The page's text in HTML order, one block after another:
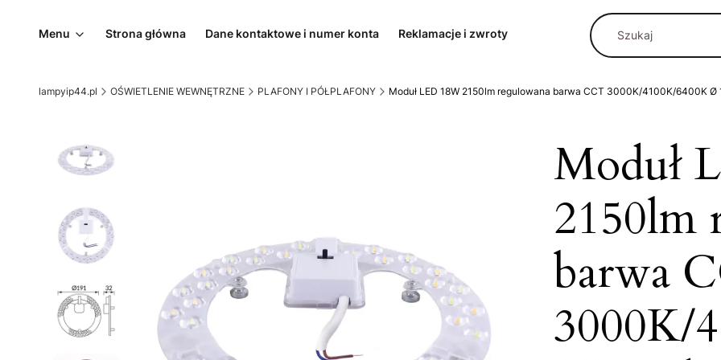
Menu Strona główna Dane kontaktowe i numer konta Reklamacje i zwroty
lampyip44.pl OŚWIETLENIE WEWNĘTRZNE PLAFONY I PÓŁPLAFONY Moduł LED 18W 2150lm regulowana barwa CCT 3000K/4100K/6400K Ø
Moduł
2150lm
barwa
3000K/